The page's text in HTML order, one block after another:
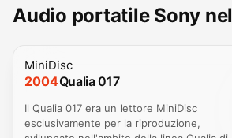
Audio portatile Sony
MiniDisc
2004Qualia 017
Il Qualia 017 era un lettore MiniDisc
esclusivamente per la riproduzione,